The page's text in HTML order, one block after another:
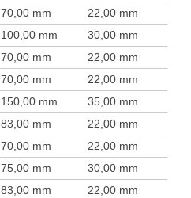
70,00 mm 22,00 mm
100,00 mm 30,00 mm
70,00 mm 22,00 mm
70,00 mm 22,00 mm
150,00 mm 35,00 mm
83,00 mm 22,00 mm
70,00 mm 22,00 mm
75,00 mm 30,00 mm
83,00 mm 22,00 mm